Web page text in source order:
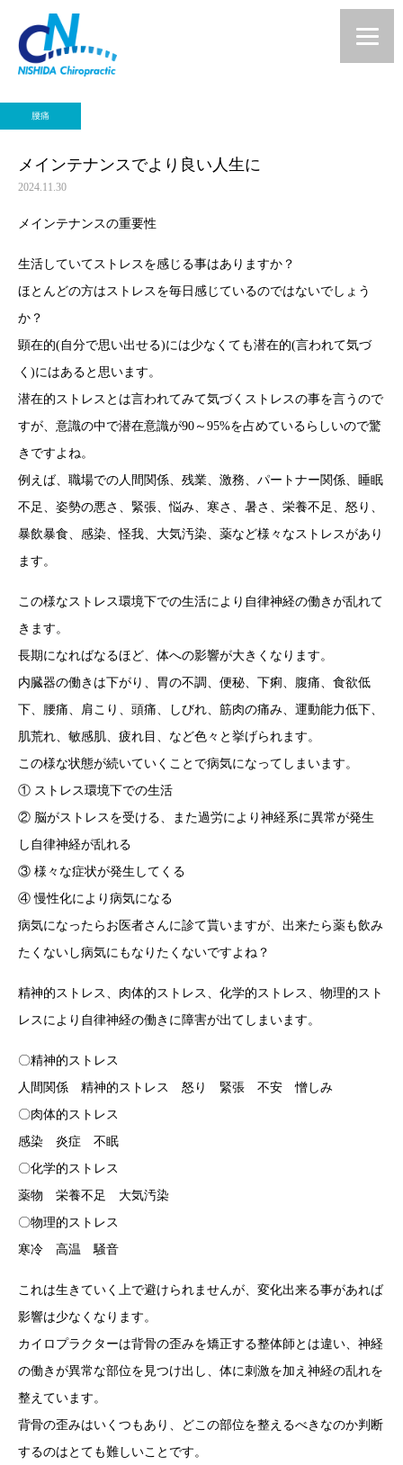
腰痛
メインテナンスでより良い人生に
2024.11.30
メインテナンスの重要性
生活していてストレスを感じる事はありますか？
ほとんどの方はストレスを毎日感じているのではないでしょう
か？
顕在的(自分で思い出せる)には少なくても潜在的(言われて気づ
く)にはあると思います。
潜在的ストレスとは言われてみて気づくストレスの事を言うので
すが、意識の中で潜在意識が90～95%を占めているらしいので驚
きですよね。
例えば、職場での人間関係、残業、激務、パートナー関係、睡眠
不足、姿勢の悪さ、緊張、悩み、寒さ、暑さ、栄養不足、怒り、
暴飲暴食、感染、怪我、大気汚染、薬など様々なストレスがあり
ます。
この様なストレス環境下での生活により自律神経の働きが乱れて
きます。
長期になればなるほど、体への影響が大きくなります。
内臓器の働きは下がり、胃の不調、便秘、下痢、腹痛、食欲低
下、腰痛、肩こり、頭痛、しびれ、筋肉の痛み、運動能力低下、
肌荒れ、敏感肌、疲れ目、など色々と挙げられます。
この様な状態が続いていくことで病気になってしまいます。
① ストレス環境下での生活
② 脳がストレスを受ける、また過労により神経系に異常が発生
し自律神経が乱れる
③ 様々な症状が発生してくる
④ 慢性化により病気になる
病気になったらお医者さんに診て貰いますが、出来たら薬も飲み
たくないし病気にもなりたくないですよね？
精神的ストレス、肉体的ストレス、化学的ストレス、物理的スト
レスにより自律神経の働きに障害が出てしまいます。
〇精神的ストレス
人間関係 精神的ストレス 怒り 緊張 不安 憎しみ
〇肉体的ストレス
感染 炎症 不眠
〇化学的ストレス
薬物 栄養不足 大気汚染
〇物理的ストレス
寒冷 高温 騒音
これは生きていく上で避けられませんが、変化出来る事があれば
影響は少なくなります。
カイロプラクターは背骨の歪みを矯正する整体師とは違い、神経
の働きが異常な部位を見つけ出し、体に刺激を加え神経の乱れを
整えています。
背骨の歪みはいくつもあり、どこの部位を整えるべきなのか判断
するのはとても難しいことです。